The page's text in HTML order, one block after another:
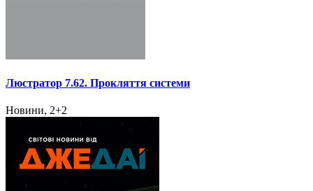
Люстратор 7.62. Прокляття системи
Новини, 2+2